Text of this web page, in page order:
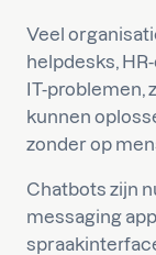
Veel
helpdesks,
IT-problemen,
kunnen
zonder op
Chatbots zijn
messaging